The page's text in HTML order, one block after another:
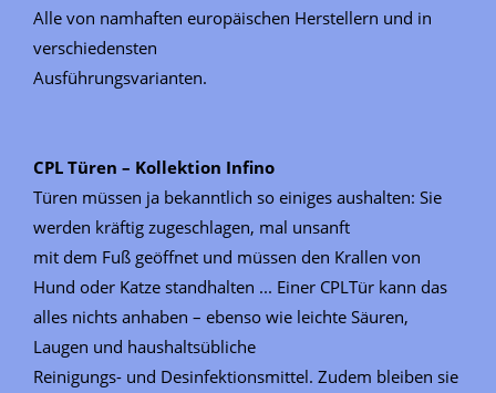
Alle von namhaften europäischen Herstellern und in
verschiedensten
Ausführungsvarianten.
CPL Türen – Kollektion Infino
Türen müssen ja bekanntlich so einiges aushalten: Sie
werden kräftig zugeschlagen, mal unsanft
mit dem Fuß geöffnet und müssen den Krallen von
Hund oder Katze standhalten ... Einer CPLTür kann das
alles nichts anhaben – ebenso wie leichte Säuren,
Laugen und haushaltsübliche
Reinigungs- und Desinfektionsmittel. Zudem bleiben sie